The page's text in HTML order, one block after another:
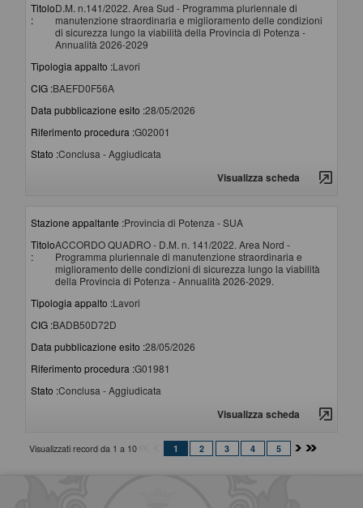
Titolo
:
D.M. n.141/2022. Area Sud - Programma pluriennale di
manutenzione straordinaria e miglioramento delle condizioni
di sicurezza lungo la viabilità della Provincia di Potenza -
Annualità 2026-2029
Tipologia appalto :Lavori
CIG :BAEFD0F56A
Data pubblicazione esito :28/05/2026
Riferimento procedura :G02001
Stato :Conclusa - Aggiudicata
Visualizza scheda
Stazione appaltante :Provincia di Potenza - SUA
Titolo
:
ACCORDO QUADRO - D.M. n. 141/2022. Area Nord -
Programma pluriennale di manutenzione straordinaria e
miglioramento delle condizioni di sicurezza lungo la viabilità
della Provincia di Potenza - Annualità 2026-2029.
Tipologia appalto :Lavori
CIG :BADB50D72D
Data pubblicazione esito :28/05/2026
Riferimento procedura :G01981
Stato :Conclusa - Aggiudicata
Visualizza scheda
Visualizzati record da 1 a 10